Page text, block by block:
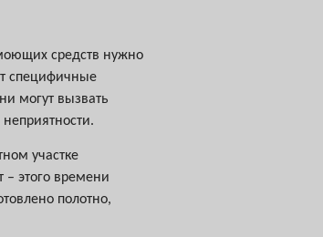
средств нужно
специфичные
могут вызвать
участке
– этого времени
полотно,